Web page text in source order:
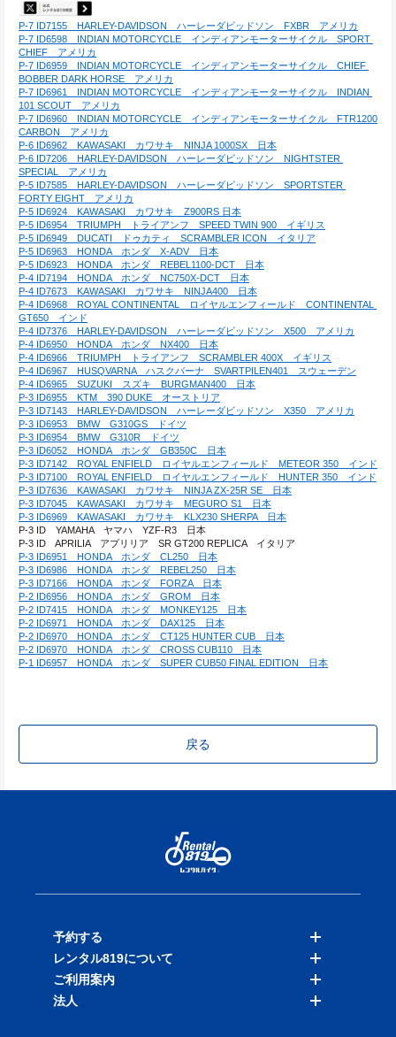
P-7 ID7155　HARLEY-DAVIDSON　ハーレーダビッドソン　FXBR　アメリカ
P-7 ID6598　INDIAN MOTORCYCLE　インディアンモーターサイクル　SPORT
CHIEF　アメリカ
P-7 ID6959　INDIAN MOTORCYCLE　インディアンモーターサイクル　CHIEF
BOBBER DARK HORSE　アメリカ
P-7 ID6961　INDIAN MOTORCYCLE　インディアンモーターサイクル　INDIAN
101 SCOUT　アメリカ
P-7 ID6960　INDIAN MOTORCYCLE　インディアンモーターサイクル　FTR1200
CARBON　アメリカ
P-6 ID6962　KAWASAKI　カワサキ　NINJA 1000SX　日本
P-6 ID7206　HARLEY-DAVIDSON　ハーレーダビッドソン　NIGHTSTER
SPECIAL　アメリカ
P-5 ID7585　HARLEY-DAVIDSON　ハーレーダビッドソン　SPORTSTER
FORTY EIGHT　アメリカ
P-5 ID6924　KAWASAKI　カワサキ　Z900RS 日本
P-5 ID6954　TRIUMPH　トライアンフ　SPEED TWIN 900　イギリス
P-5 ID6949　DUCATI　ドゥカティ　SCRAMBLER ICON　イタリア
P-5 ID6963　HONDA　ホンダ　X-ADV　日本
P-5 ID6923　HONDA　ホンダ　REBEL1100-DCT　日本
P-4 ID7194　HONDA　ホンダ　NC750X-DCT　日本
P-4 ID7673　KAWASAKI　カワサキ　NINJA400　日本
P-4 ID6968　ROYAL CONTINENTAL　ロイヤルエンフィールド　CONTINENTAL
GT650　インド
P-4 ID7376　HARLEY-DAVIDSON　ハーレーダビッドソン　X500　アメリカ
P-4 ID6950　HONDA　ホンダ　NX400　日本
P-4 ID6966　TRIUMPH　トライアンフ　SCRAMBLER 400X　イギリス
P-4 ID6967　HUSQVARNA　ハスクバーナ　SVARTPILEN401　スウェーデン
P-4 ID6965　SUZUKI　スズキ　BURGMAN400　日本
P-3 ID6955　KTM　390 DUKE　オーストリア
P-3 ID7143　HARLEY-DAVIDSON　ハーレーダビッドソン　X350　アメリカ
P-3 ID6953　BMW　G310GS　ドイツ
P-3 ID6954　BMW　G310R　ドイツ
P-3 ID6052　HONDA　ホンダ　GB350C　日本
P-3 ID7142　ROYAL ENFIELD　ロイヤルエンフィールド　METEOR 350　インド
P-3 ID7100　ROYAL ENFIELD　ロイヤルエンフィールド　HUNTER 350　インド
P-3 ID7636　KAWASAKI　カワサキ　NINJA ZX-25R SE　日本
P-3 ID7045　KAWASAKI　カワサキ　MEGURO S1　日本
P-3 ID6969　KAWASAKI　カワサキ　KLX230 SHERPA　日本
P-3 ID　YAMAHA　ヤマハ　YZF-R3　日本
P-3 ID　APRILIA　アプリリア　SR GT200 REPLICA　イタリア
P-3 ID6951　HONDA　ホンダ　CL250　日本
P-3 ID6986　HONDA　ホンダ　REBEL250　日本
P-3 ID7166　HONDA　ホンダ　FORZA　日本
P-2 ID6956　HONDA　ホンダ　GROM　日本
P-2 ID7415　HONDA　ホンダ　MONKEY125　日本
P-2 ID6971　HONDA　ホンダ　DAX125　日本
P-2 ID6970　HONDA　ホンダ　CT125 HUNTER CUB　日本
P-2 ID6970　HONDA　ホンダ　CROSS CUB110　日本
P-1 ID6957　HONDA　ホンダ　SUPER CUB50 FINAL EDITION　日本
戻る
予約する
バイクを探す
店舗を探す
レンタル819について
料金表
ご利用案内
法人